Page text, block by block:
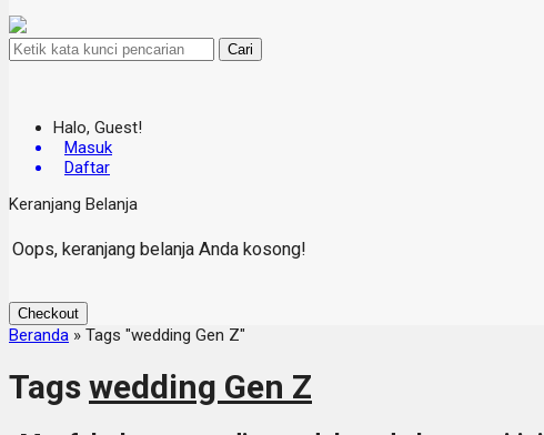
Cari
Halo, Guest!
Masuk
Daftar
Keranjang Belanja
Oops, keranjang belanja Anda kosong!
Checkout
Beranda » Tags "wedding Gen Z"
Tags wedding Gen Z